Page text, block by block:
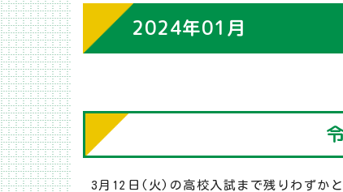
2024年01月
3月12日(火)の高校入試まで残りわずかと